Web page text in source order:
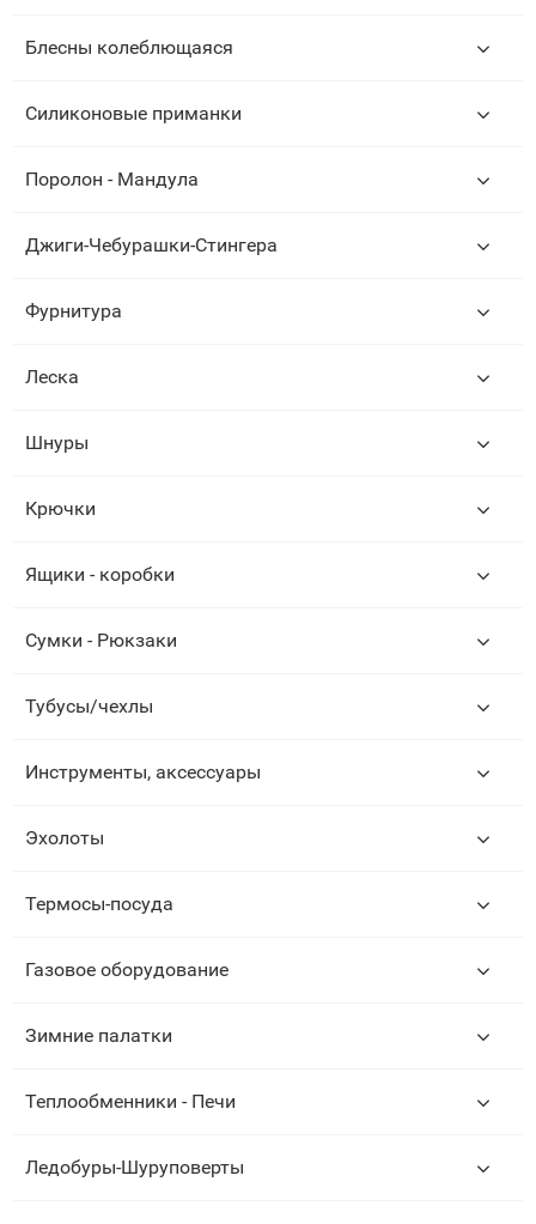
Блесны колеблющаяся
Силиконовые приманки
Поролон - Мандула
Джиги-Чебурашки-Стингера
Фурнитура
Леска
Шнуры
Крючки
Ящики - коробки
Сумки - Рюкзаки
Тубусы/чехлы
Инструменты, аксессуары
Эхолоты
Термосы-посуда
Газовое оборудование
Зимние палатки
Теплообменники - Печи
Ледобуры-Шуруповерты